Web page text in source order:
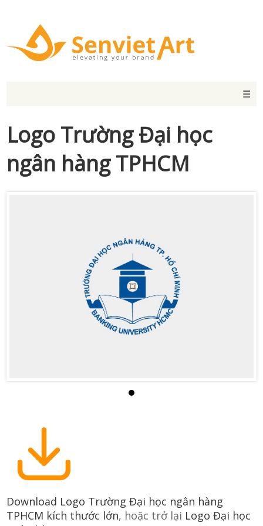
☰
Logo Trường Đại học
ngân hàng TPHCM
Download Logo Trường Đại học ngân hàng
TPHCM kích thước lớn, hoặc trở lại Logo Đại học